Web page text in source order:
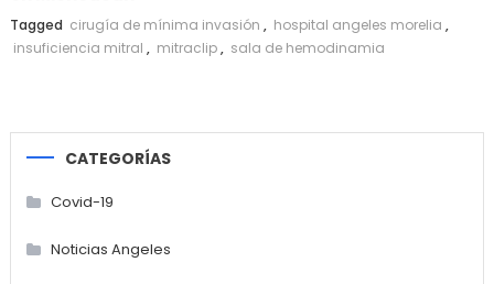
Tagged cirugía de mínima invasión , hospital angeles morelia ,
insuficiencia mitral , mitraclip, sala de hemodinamia
CATEGORÍAS
Covid-19
Noticias Angeles